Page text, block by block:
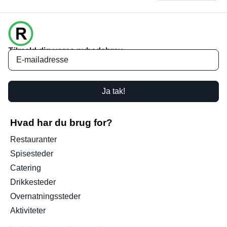
Tilmeld dig vores nyhedsbrev
Ja tak!
Hvad har du brug for?
Restauranter
Spisesteder
Catering
Drikkesteder
Overnatningssteder
Aktiviteter